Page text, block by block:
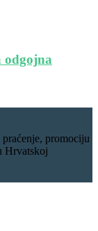
odgojna
promociju
Hrvatskoj